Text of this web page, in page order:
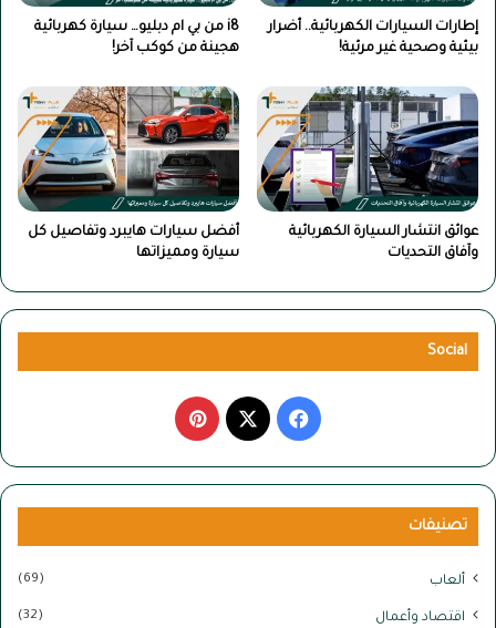
إطارات السيارات الكهربائية.. أضرار
بيئية وصحية غير مرئية!
i8 من بي ام دبليو… سيارة كهربائية
هجينة من كوكب آخر!
عوائق انتشار السيارة الكهربائية
وآفاق التحديات
أفضل سيارات هايبرد وتفاصيل كل
سيارة ومميزاتها
Social
فيسبوك بينتيريست
تصنيفات
ألعاب (69)
اقتصاد وأعمال (32)